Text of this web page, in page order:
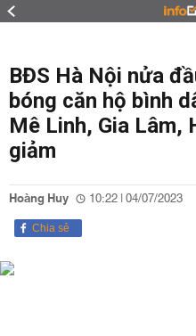
BĐS Hà Nội nửa
bóng căn hộ bình
Mê Linh, Gia Lâm,
giảm
Hoàng Huy 10:22 | 04/07/2023
Chia sẻ